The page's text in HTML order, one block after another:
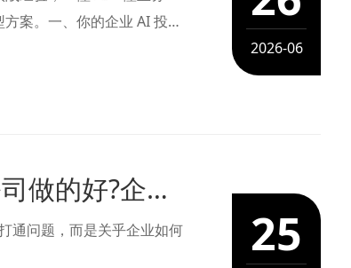
案。一、你的企业 AI 投
2026-06
业财一体管理咨询,流程化管理哪家咨询公司做的好?企业AI咨询机构推荐科理咨询（深圳）股份有限公司-优质企业AI咨询公司推荐
通问题，而是关乎企业如何
25